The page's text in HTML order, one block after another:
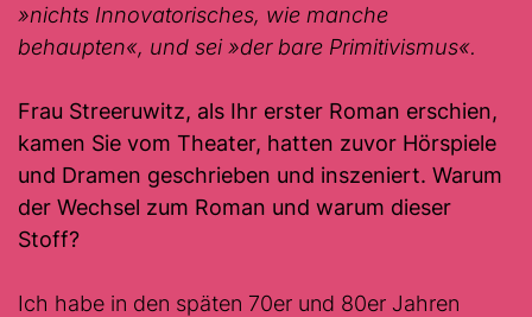
»nichts Innovatorisches, wie manche
behaupten«, und sei »der bare Primitivismus«.
Frau Streeruwitz, als Ihr erster Roman erschien,
kamen Sie vom Theater, hatten zuvor Hörspiele
und Dramen geschrieben und inszeniert. Warum
der Wechsel zum Roman und warum dieser
Stoff?
Ich habe in den späten 70er und 80er Jahren